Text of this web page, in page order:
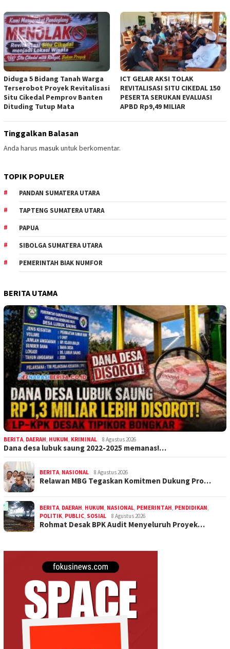
Diduga 5 Bidang Tanah Warga
Terserobot Proyek Revitalisasi
Situ Cikedal Pemprov Banten
Dituding Tutup Mata
ICT GELAR AKSI TOLAK
REVITALISASI SITU CIKEDAL 150
PESERTA SERUKAN EVALUASI
APBD Rp9,49 MILIAR
Tinggalkan Balasan
Anda harus masukuntuk berkomentar.
TOPIK POPULER
PANDAN SUMATERA UTARA
TAPTENG SUMATERA UTARA
PAPUA
SIBOLGA SUMATERA UTARA
PEMERINTAH BIAK NUMFOR
BERITA UTAMA
BERITA, DAERAH, HUKUM, KRIMINAL 8 Agustus 2026
Dana desa lubuk saung 2022-2025 memanas!…
BERITA, NASIONAL 8 Agustus 2026
Relawan MBG Tegaskan Komitmen Dukung Pro…
BERITA, DAERAH, HUKUM, NASIONAL, PEMERINTAH, PENDIDIKAN,
POLITIK, PUBLIC, SOSIAL 8 Agustus 2026
Rohmat Desak BPK Audit Menyeluruh Proyek…